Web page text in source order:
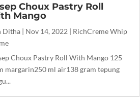
Choux Pastry Roll
Mango
Ditha | Nov 14, 2022 | RichCreme Whip
Choux Pastry Roll With Mango 125
margarin250 ml air138 gram tepung